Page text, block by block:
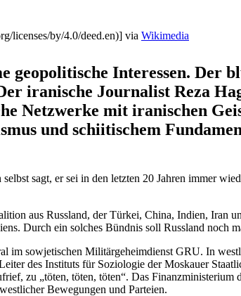
licenses/by/4.0/deed.en)] via Wikimedia
geopo­li­tische Inter­essen. Der
iranische Journalist Reza
Netzwerke mit irani­schen
und schii­ti­schem
sagt, er sei in den letzten 20 Jahren immer
aus Russland, der Türkei, China, Indien, Iran
Durch ein solches Bündnis soll Russland noch
im sowje­ti­schen Militär­ge­heim­dienst GRU. In
des Instituts für Sozio­logie der Moskauer
zu „töten, töten, töten“. Das
Bewegungen und Parteien.